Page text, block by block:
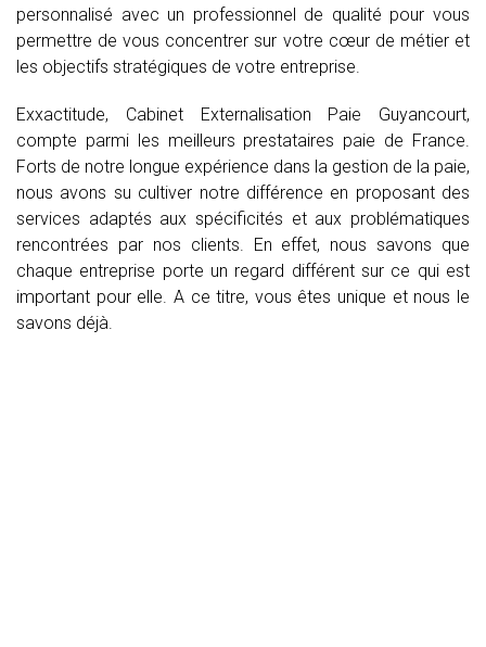
personnalisé avec un professionnel de qualité pour vous
permettre de vous concentrer sur votre cœur de métier et
les objectifs stratégiques de votre entreprise.
Exxactitude, Cabinet Externalisation Paie Guyancourt,
compte parmi les meilleurs prestataires paie de France.
Forts de notre longue expérience dans la gestion de la paie,
nous avons su cultiver notre différence en proposant des
services adaptés aux spécificités et aux problématiques
rencontrées par nos clients. En effet, nous savons que
chaque entreprise porte un regard différent sur ce qui est
important pour elle. A ce titre, vous êtes unique et nous le
savons déjà.